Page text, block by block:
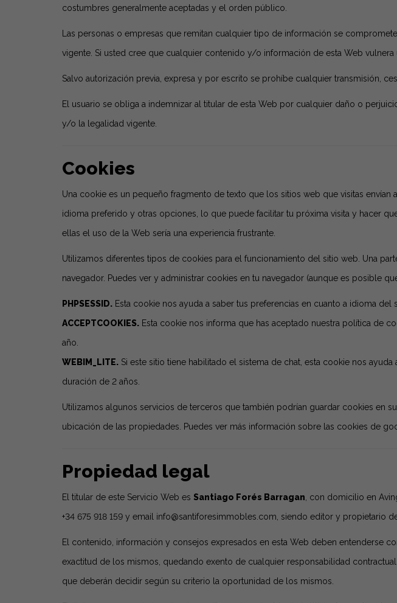
costumbres generalmente aceptadas y el orden público.
Las personas o empresas que remitan cualquier tipo de información se
vigente. Si usted cree que cualquier contenido y/o información de esta Web
Salvo autorización previa, expresa y por escrito se prohíbe cualquier transmisión,
El usuario se obliga a indemnizar al titular de esta Web por cualquier daño o
y/o la legalidad vigente.
Cookies
Una cookie es un pequeño fragmento de texto que los sitios web que visitas
idioma preferido y otras opciones, lo que puede facilitar tu próxima visita y hacer
ellas el uso de la Web sería una experiencia frustrante.
Utilizamos diferentes tipos de cookies para el funcionamiento del sitio web. Una
navegador. Puedes ver y administrar cookies en tu navegador (aunque es posible
PHPSESSID. Esta cookie nos ayuda a saber tus preferencias en cuanto a idioma del
ACCEPTCOOKIES. Esta cookie nos informa que has aceptado nuestra política de
año.
WEBIM_LITE. Si este sitio tiene habilitado el sistema de chat, esta cookie nos
duración de 2 años.
Utilizamos algunos servicios de terceros que también podrían guardar cookies en
ubicación de las propiedades. Puedes ver más información sobre las cookies de
Propiedad legal
El titular de este Servicio Web es Santiago Forés Barragan , con domicilio en
+34 675 918 159 y email info@santiforesimmobles.com , siendo editor y propietario
El contenido, información y consejos expresados en esta Web deben entenderse
exactitud de los mismos, quedando exento de cualquier responsabilidad
que deberán decidir según su criterio la oportunidad de los mismos.